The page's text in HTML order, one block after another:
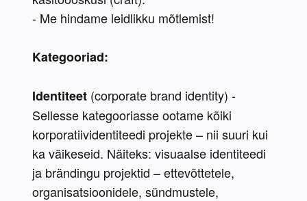
- Me hindame leidlikku mõtlemist!
Kategooriad:
Identiteet (corporate brand identity) -
Sellesse kategooriasse ootame kõiki
korporatiividentiteedi projekte – nii suuri kui
ka väikeseid. Näiteks: visuaalse identiteedi
ja brändingu projektid – ettevõttetele,
organisatsioonidele, sündmustele,